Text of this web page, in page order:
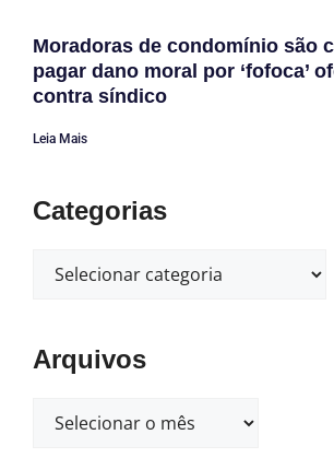
Moradoras de condomínio são
pagar dano moral por ‘fofoca’
contra síndico
Leia Mais
Categorias
Arquivos